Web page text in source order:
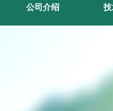
公司介绍